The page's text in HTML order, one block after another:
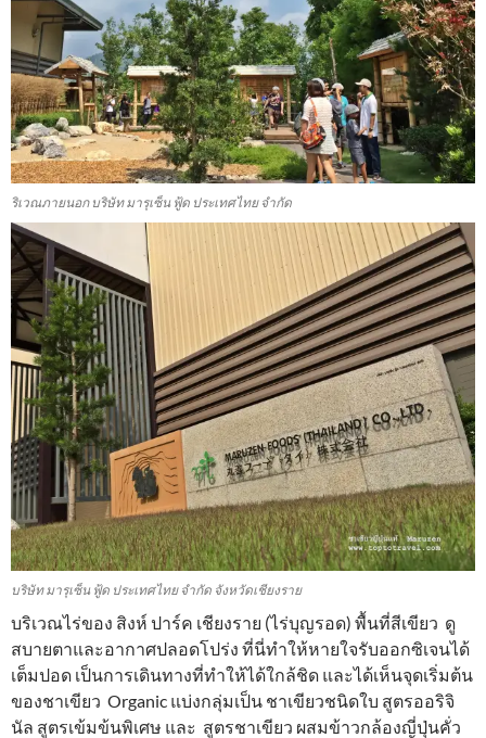
ริเวณภายนอก บริษัท มารุเซ็น ฟู้ด ประเทศไทย จำกัด
บริษัท มารุเซ็น ฟู้ด ประเทศไทย จำกัด จังหวัดเชียงราย
บริเวณไร่ของ สิงห์ ปาร์ค เชียงราย (ไร่บุญรอด) พื้นที่สีเขียว ดู
สบายตาและอากาศปลอดโปร่ง ที่นี่ทำให้หายใจรับออกซิเจนได้
เต็มปอด เป็นการเดินทางที่ทำให้ได้ใกล้ชิด และได้เห็นจุดเริ่มต้น
ของชาเขียว Organic แบ่งกลุ่มเป็น ชาเขียวชนิดใบ สูตรออริจิ
นัล สูตรเข้มข้นพิเศษ และ สูตรชาเขียว ผสมข้าวกล้องญี่ปุ่นคั่ว